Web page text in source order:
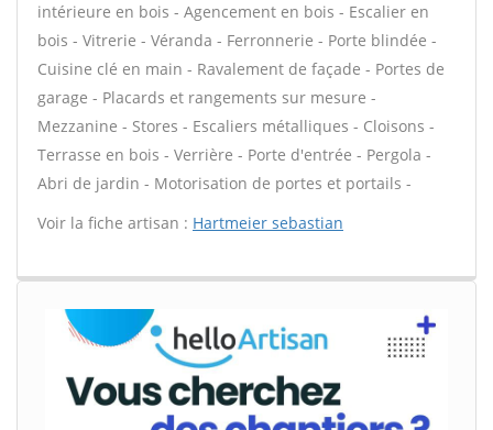
intérieure en bois - Agencement en bois - Escalier en
bois - Vitrerie - Véranda - Ferronnerie - Porte blindée -
Cuisine clé en main - Ravalement de façade - Portes de
garage - Placards et rangements sur mesure -
Mezzanine - Stores - Escaliers métalliques - Cloisons -
Terrasse en bois - Verrière - Porte d'entrée - Pergola -
Abri de jardin - Motorisation de portes et portails -
Voir la fiche artisan : Hartmeier sebastian